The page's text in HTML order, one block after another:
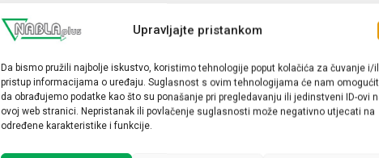
Upravljajte pristankom
Da bismo pružili najbolje iskustvo, koristimo tehnologije poput kolačića za čuvanje i/
pristup informacijama o uređaju. Suglasnost s ovim tehnologijama će nam
da obrađujemo podatke kao što su ponašanje pri pregledavanju ili jedinstveni ID-ovi
ovoj web stranici. Nepristanak ili povlačenje suglasnosti može negativno utjecati na
određene karakteristike i funkcije.